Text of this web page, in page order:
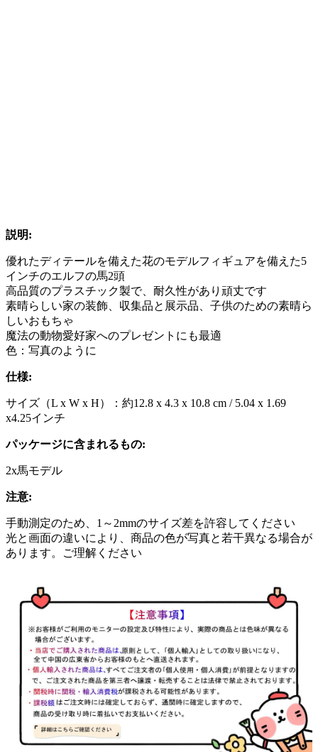
説明:
優れたディテールを備えた花のモデルフィギュアを備えた5
インチのエルフの馬2頭
高品質のプラスチック製で、耐久性があり頑丈です
素晴らしい家の装飾、収集品と展示品、子供のための素晴ら
しいおもちゃ
魔法の動物愛好家へのプレゼントにも最適
色：写真のように
仕様:
サイズ（L x W x H）：約12.8 x 4.3 x 10.8 cm / 5.04 x 1.69
x4.25インチ
パッケージに含まれるもの:
2x馬モデル
注意:
手動測定のため、1～2mmのサイズ差を許容してください
光と画面の違いにより、商品の色が写真と若干異なる場合が
あります。ご理解ください